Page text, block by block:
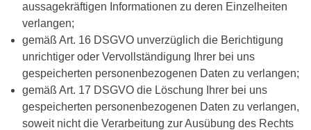
aussagekräftigen Informationen zu deren Einzelheiten
verlangen;
gemäß Art. 16 DSGVO unverzüglich die Berichtigung
unrichtiger oder Vervollständigung Ihrer bei uns
gespeicherten personenbezogenen Daten zu verlangen;
gemäß Art. 17 DSGVO die Löschung Ihrer bei uns
gespeicherten personenbezogenen Daten zu verlangen,
soweit nicht die Verarbeitung zur Ausübung des Rechts